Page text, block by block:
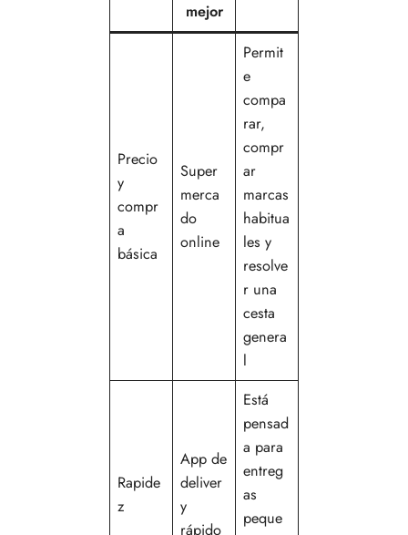
mejor
Precio
y
compr
a
básica
Super
merca
do
online
Permit
e
compa
rar,
compr
ar
marcas
habitua
les y
resolve
r una
cesta
genera
l
Rapide
z
App de
deliver
y
rápido
Está
pensad
a para
entreg
as
peque